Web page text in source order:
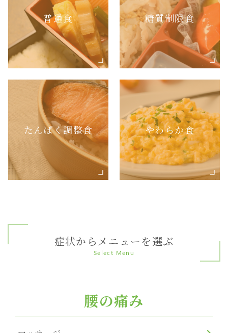
普通食 糖質制限食
たんぱく調整食 やわらか食
症状からメニューを選ぶ
Select Menu
腰の痛み